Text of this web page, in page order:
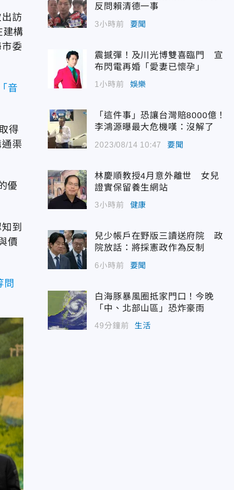
訪
建構
委
音
得
渠
優
到
價
問
反問賴清德一事
3小時前 要聞
震撼彈！及川光博雙喜臨門 宣
布閃電再婚「愛妻已懷孕」
1小時前 娛樂
「這件事」恐讓台灣賠8000億！
李鴻源曝最大危機嘆：沒解了
2023/08/14 10:47 要聞
林慶順教授4月意外離世 女兒
證實保留養生網站
3小時前 健康
兒少帳戶在野版三讀送府院 政
院放話：將採憲政作為反制
6小時前 要聞
白海豚暴風圈抵家門口！今晚
「中、北部山區」恐炸豪雨
49分鐘前 生活